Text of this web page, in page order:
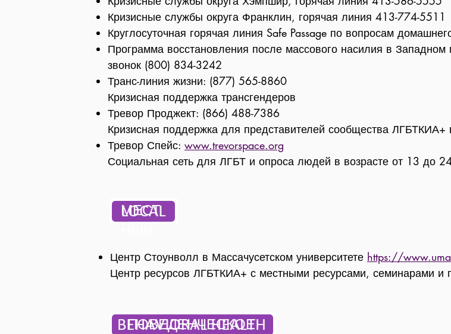
Кризисные службы округа Франклин, горячая линия 413-774-5511
Круглосуточная горячая линия Safe Passage по вопросам
Программа восстановления после массового насилия в
звонок (800) 834-3242
Транс-линия жизни: (877) 565-8860
Кризисная поддержка трансгендеров
Тревор Проджект: (866) 488-7386
Кризисная поддержка для представителей сообщества ЛГБТКИА+
Тревор Спейс: www.trevorspace.org
Социальная сеть для ЛГБТ и опроса людей в возрасте от 13 до
МЕСТ
Центр Стоунволл в Массачусетском университете https://
Центр ресурсов ЛГБТКИА+ с местными ресурсами, семинарами и
ПОВЕДЕНЧЕСКОЕ